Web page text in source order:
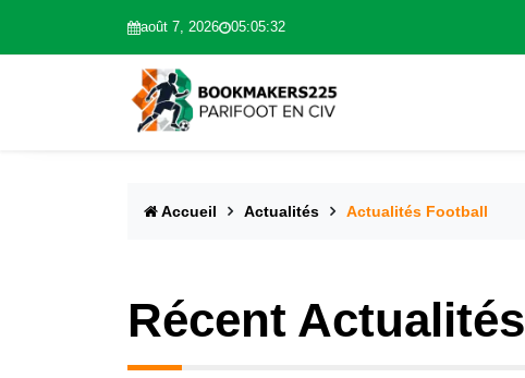
août 7, 2026 05:05:34
Accueil Actualités Actualités Football
Récent Actualités